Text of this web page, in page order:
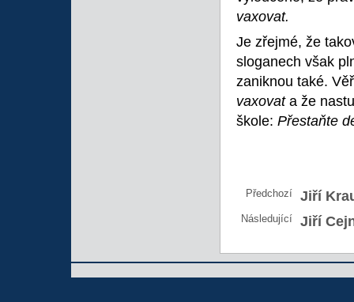
vaxovat.
Je zřejmé, že
sloganech však
zaniknou také.
vaxovat a že
škole: Přestaňte
Předchozí Jiří
Následující Jiří